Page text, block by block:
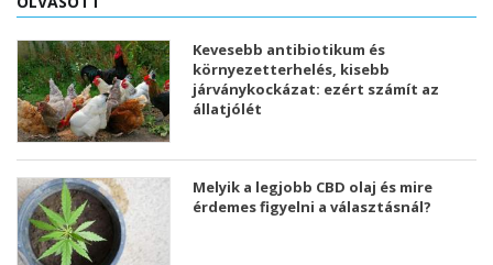
Kevesebb antibiotikum és
környezetterhelés, kisebb
járványkockázat: ezért számít az
állatjólét
Melyik a legjobb CBD olaj és mire
érdemes figyelni a választásnál?